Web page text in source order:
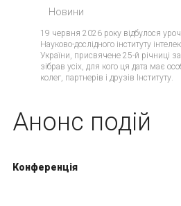
Новини
19 червня 2026 року відбулося
Науково-дослідного інституту
України, присвячене 25-й річниці
зібрав усіх, для кого ця дата має
колег, партнерів і друзів Інституту.
Анонс подій
Конференція